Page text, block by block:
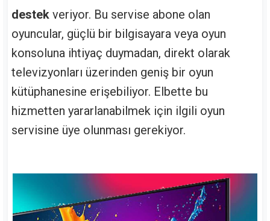
destek veriyor. Bu servise abone olan
oyuncular, güçlü bir bilgisayara veya oyun
konsoluna ihtiyaç duymadan, direkt olarak
televizyonları üzerinden geniş bir oyun
kütüphanesine erişebiliyor. Elbette bu
hizmetten yararlanabilmek için ilgili oyun
servisine üye olunması gerekiyor.